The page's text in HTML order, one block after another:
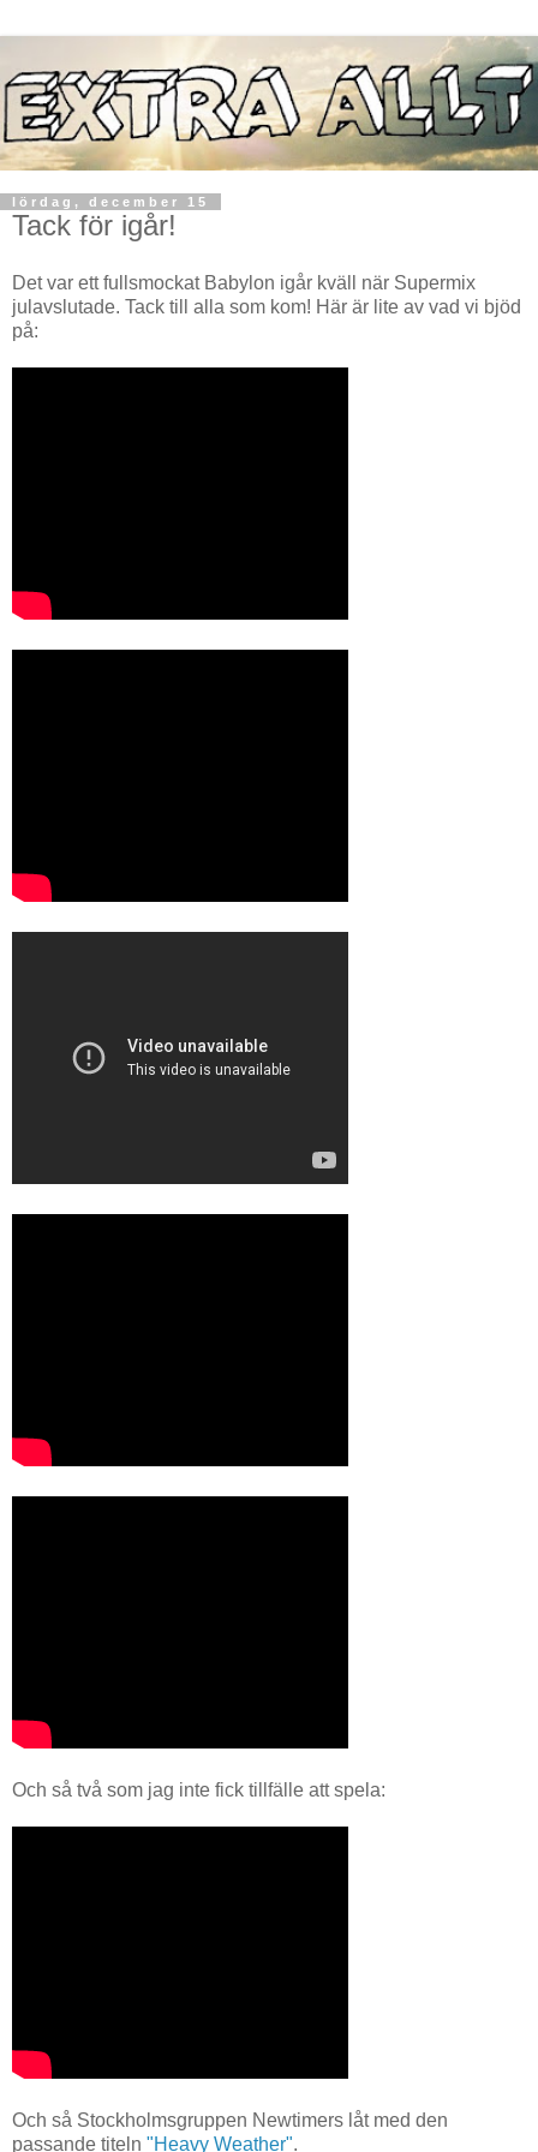
lördag, december 15
Tack för igår!
Det var ett fullsmockat Babylon igår kväll när Supermix
julavslutade. Tack till alla som kom! Här är lite av vad vi bjöd
på:
Och så två som jag inte fick tillfälle att spela:
Och så Stockholmsgruppen Newtimers låt med den
passande titeln "Heavy Weather".